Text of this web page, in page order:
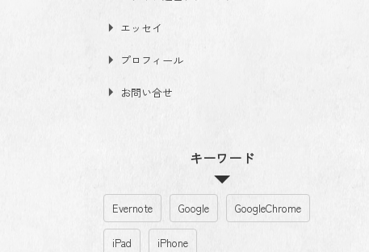
エッセイ
プロフィール
お問い合せ
キーワード
Evernote Google GoogleChrome
iPad iPhone